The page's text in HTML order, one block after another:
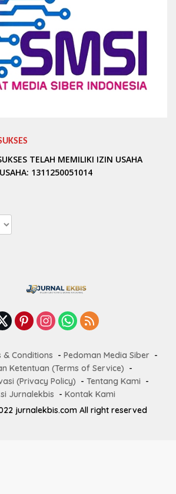
TELAH MEMILIKI IZIN USAHA
1311250051014
& Conditions
Pedoman Media Siber
Ketentuan (Terms of Service)
(Privacy Policy)
Tentang Kami
Jurnalekbis
Kontak Kami
jurnalekbis.com All right reserved